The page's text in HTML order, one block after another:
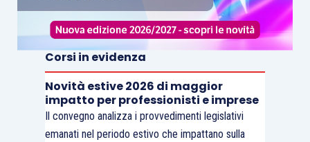
Corsi in evidenza
Novità estive 2026 di maggior
impatto per professionisti e imprese
Il convegno analizza i provvedimenti legislativi
emanati nel periodo estivo che impattano sulla